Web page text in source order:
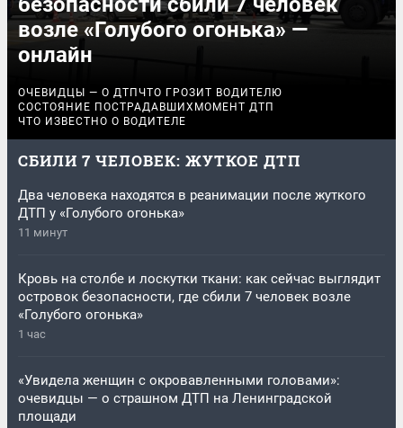
возле «Голубого огонька» —
онлайн
ОЧЕВИДЦЫ — О ДТП ЧТО ГРОЗИТ ВОДИТЕЛЮ
СОСТОЯНИЕ ПОСТРАДАВШИХ МОМЕНТ ДТП
ЧТО ИЗВЕСТНО О ВОДИТЕЛЕ
СБИЛИ 7 ЧЕЛОВЕК: ЖУТКОЕ ДТП
Два человека находятся в реанимации после жуткого
ДТП у «Голубого огонька»
11 минут
Кровь на столбе и лоскутки ткани: как сейчас выглядит
островок безопасности, где сбили 7 человек возле
«Голубого огонька»
1 час
«Увидела женщин с окровавленными головами»:
очевидцы — о страшном ДТП на Ленинградской
площади